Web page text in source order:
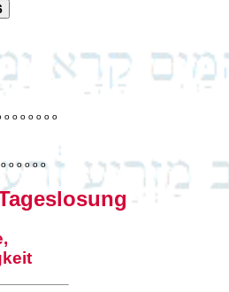
o o o o o o o
o o o o o o